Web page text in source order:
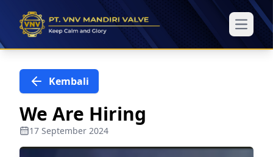
Open
Kembali
We Are Hiring
17 September 2024